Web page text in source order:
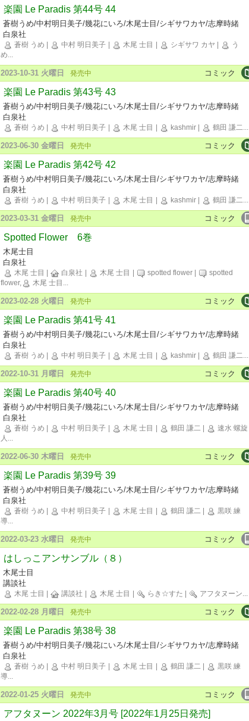
楽園 Le Paradis 第44号 44
蒼樹うめ/中村明日美子/幾花にいろ/木尾士目/シギサワカヤ/志摩時緒
白泉社
蒼樹 うめ 中村 明日美子 木尾 士目 シギサワ カヤ
う
め...
コミック
2023-10-31 火曜日 発売中
楽園 Le Paradis 第43号 43
蒼樹うめ/中村明日美子/幾花にいろ/木尾士目/シギサワカヤ/志摩時緒
白泉社
蒼樹 うめ 中村 明日美子 木尾 士目 kashmir 鶴田 謙二...
コミック
2023-06-30 金曜日 発売中
楽園 Le Paradis 第42号 42
蒼樹うめ/中村明日美子/幾花にいろ/木尾士目/シギサワカヤ/志摩時緒
白泉社
蒼樹 うめ 中村 明日美子 木尾 士目 kashmir 鶴田 謙二...
コミック
2023-03-31 金曜日 発売中
Spotted Flower 6巻
木尾士目
白泉社
木尾 士目 白泉社 木尾 士目 spotted flower
spotted
flower,
木尾 士目 ...
コミック
2023-02-28 火曜日 発売中
楽園 Le Paradis 第41号 41
蒼樹うめ/中村明日美子/幾花にいろ/木尾士目/シギサワカヤ/志摩時緒
白泉社
蒼樹 うめ 中村 明日美子 木尾 士目 kashmir 鶴田 謙二...
コミック
2022-10-31 月曜日 発売中
楽園 Le Paradis 第40号 40
蒼樹うめ/中村明日美子/幾花にいろ/木尾士目/シギサワカヤ/志摩時緒
白泉社
蒼樹 うめ 中村 明日美子 木尾 士目 鶴田 謙二
速水 螺旋
人 ...
コミック
2022-06-30 木曜日 発売中
楽園 Le Paradis 第39号 39
蒼樹うめ/中村明日美子/幾花にいろ/木尾士目/シギサワカヤ/志摩時緒
白泉社
蒼樹 うめ 中村 明日美子 木尾 士目 鶴田 謙二
黒咲 練
導...
コミック
2022-03-23 水曜日 発売中
はしっこアンサンブル（８）
木尾士目
講談社
木尾 士目 講談社 木尾 士目 らき☆すた アフタヌーン...
コミック
2022-02-28 月曜日 発売中
楽園 Le Paradis 第38号 38
蒼樹うめ/中村明日美子/幾花にいろ/木尾士目/シギサワカヤ/志摩時緒
白泉社
蒼樹 うめ 中村 明日美子 木尾 士目 鶴田 謙二
黒咲 練
導...
コミック
2022-01-25 火曜日 発売中
アフタヌーン 2022年3月号 [2022年1月25日発売]